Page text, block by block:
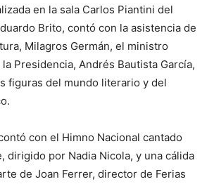
en la sala Carlos Piantini del
Brito, contó con la asistencia de
Milagros Germán, el ministro
Presidencia, Andrés Bautista García,
figuras del mundo literario y del
con el Himno Nacional cantado
dirigido por Nadia Nicola, y una cálida
de Joan Ferrer, director de Ferias